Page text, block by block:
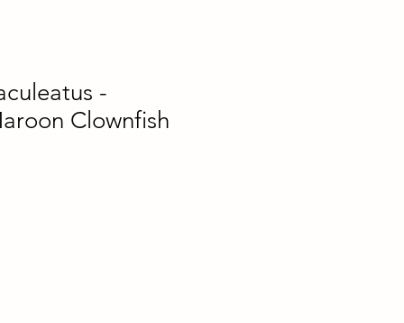
-
Clownfish